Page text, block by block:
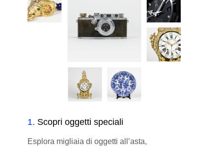
1. Scopri oggetti speciali
Esplora migliaia di oggetti all’asta,